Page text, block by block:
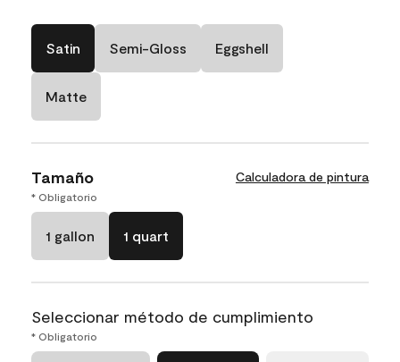
Satin Semi-Gloss Eggshell
Matte
Tamaño Calculadora de pintura
* Obligatorio
1 gallon 1 quart
Seleccionar método de cumplimiento
* Obligatorio